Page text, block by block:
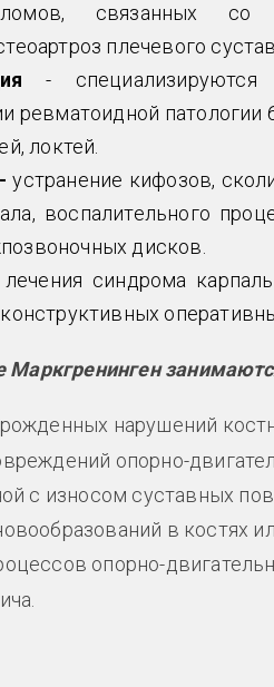
связанных со
плечевого
-
ревматоидной патологии
локтей.
-устранение кифозов,
воспалительного
дисков.
синдрома
Маркгренинген
нарушений
опорно-
с износом суставных
в костях
опорно-